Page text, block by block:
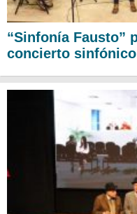
“Sinfonía Fausto”
concierto sinfónico